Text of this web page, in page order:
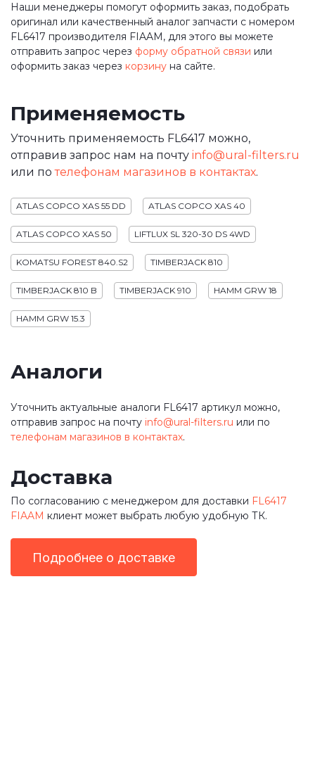
Наши менеджеры помогут оформить заказ, подобрать
оригинал или качественный аналог запчасти с номером
FL6417 производителя FIAAM, для этого вы можете
отправить запрос через форму обратной связи или
оформить заказ через корзину на сайте.
Применяемость
Уточнить применяемость FL6417 можно,
отправив запрос нам на почту info@ural-filters.ru
или потелефонам магазинов в контактах.
ATLAS COPCO XAS 55 DD ATLAS COPCO XAS 40
ATLAS COPCO XAS 50 LIFTLUX SL 320-30 DS 4WD
KOMATSU FOREST 840.S2 TIMBERJACK 810
TIMBERJACK 810 B TIMBERJACK 910 HAMM GRW 18
HAMM GRW 15.3
Аналоги
Уточнить актуальные аналоги FL6417 артикул можно,
отправив запрос на почту info@ural-filters.ru или по
телефонам магазинов в контактах.
Доставка
По согласованию с менеджером для доставки FL6417
FIAAM клиент может выбрать любую удобную ТК.
Подробнее о доставке